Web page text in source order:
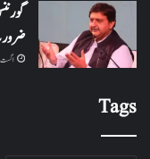
اگست 4, 2026
Tags